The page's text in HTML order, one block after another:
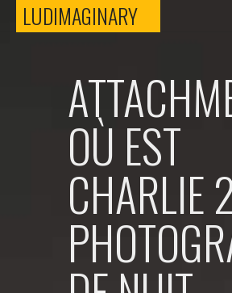
LUDIMAGINARY
OÙ EST
CHARLIE